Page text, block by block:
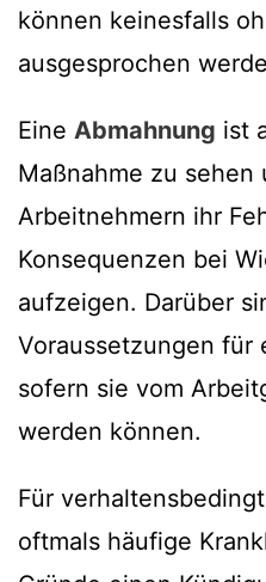
können keinesfalls
ausgesprochen
Eine Abmahnung ist
Maßnahme zu sehen
Arbeitnehmern ihr
Konsequenzen bei
aufzeigen. Darüber
Voraussetzungen für
sofern sie vom
werden können.
Für
oftmals häufige